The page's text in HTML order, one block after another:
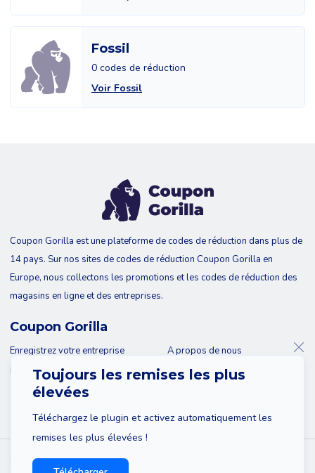
Fossil
0 codes de réduction
Voir Fossil
Toujours les remises les plus
élevées
Téléchargez le plugin et activez automatiquement les
remises les plus élevées !
Coupon Gorilla est une plateforme de codes de réduction dans plus de
14 pays. Sur nos sites de codes de réduction Coupon Gorilla en
Europe, nous collectons les promotions et les codes de réduction des
magasins en ligne et des entreprises.
Coupon Gorilla
Enregistrez votre entreprise
Blog
A propos de nous
Contact
© 2026 Coupon Gorilla